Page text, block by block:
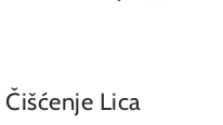
Lica